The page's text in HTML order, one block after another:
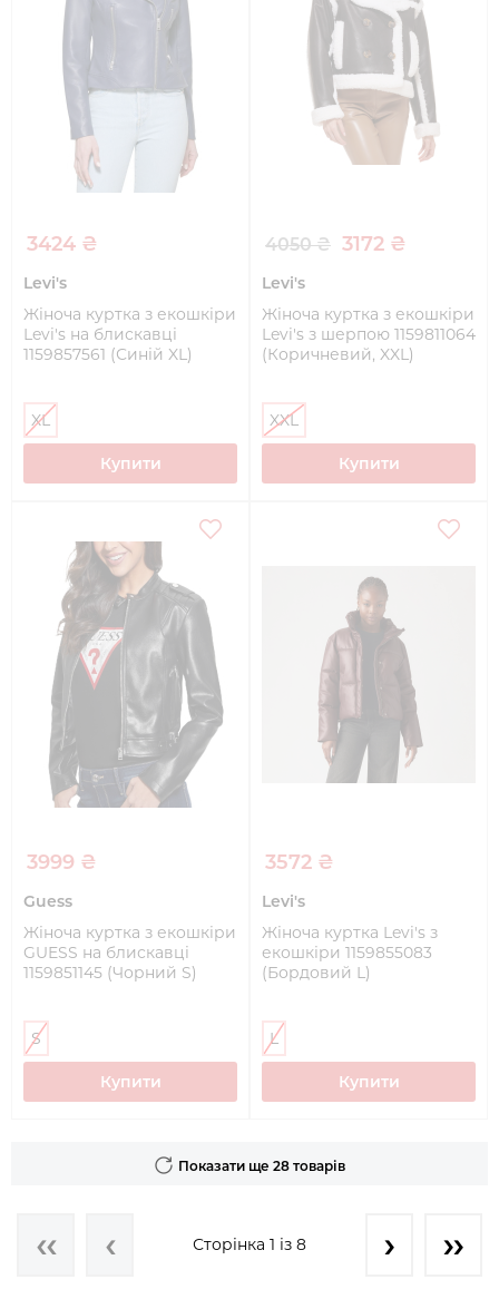
3424 ₴
Levi's
Жіноча куртка з екошкіри
Levi's на блискавці
1159857561 (Синій XL)
XL
Купити
4050 ₴ 3172 ₴
Levi's
Жіноча куртка з екошкіри
Levi's з шерпою 1159811064
(Коричневий, XXL)
XXL
Купити
3999 ₴
Guess
Жіноча куртка з екошкіри
GUESS на блискавці
1159851145 (Чорний S)
S
Купити
3572 ₴
Levi's
Жіноча куртка Levi's з
екошкіри 1159855083
(Бордовий L)
L
Купити
Показати ще 28 товарів
Сторінка 1 із 8